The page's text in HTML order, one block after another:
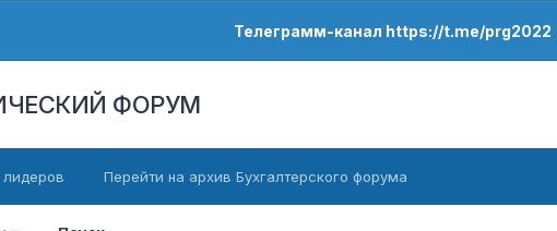
Телеграмм-канал https://t.me/prg2022
ФОРУМ
Перейти на архив Бухгалтерского форума